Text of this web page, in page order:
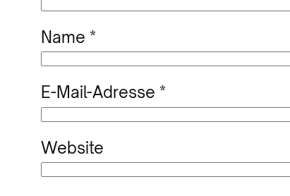
Name *
E-Mail-Adresse *
Website